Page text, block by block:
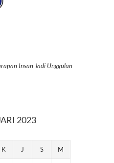
Insan Jadi Unggulan
2023
K J S M